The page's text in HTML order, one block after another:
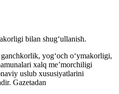
bilan shugʻullanish.
yogʻoch oʻymakorligi,
xalq meʼmorchiligi
uslub xususiyatlarini
Gazetadan